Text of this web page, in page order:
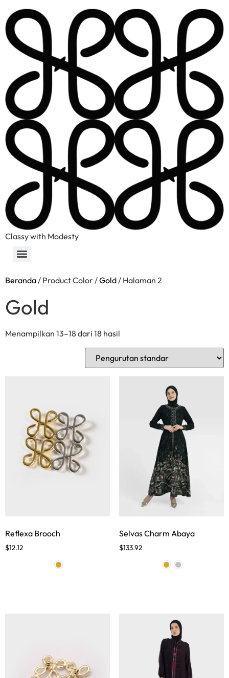
Classy with Modesty
Beranda / Product Color /Gold / Halaman 2
Gold
Menampilkan 13–18 dari 18 hasil
Reflexa Brooch
$12.12
Selvas Charm Abaya
$133.92